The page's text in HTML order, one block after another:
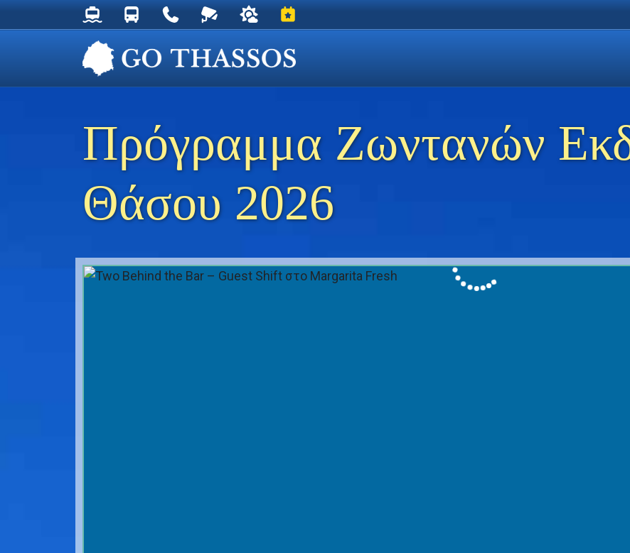
Δρομολόγια Φέρυ για Θάσο
Δρομολόγια Λεωφορείων Θάσου
Χρήσιμα Τηλέφωνα
Ζωντανή Κάμερα στη Χρυσή Ακτή
Ο καιρός στη Θάσο
Εκδηλώσεις στη Θάσο
Πρόγραμμα Ζωντανών
Θάσου 2026